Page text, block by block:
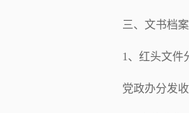
三、文书档
1、红头文件
党政办分发